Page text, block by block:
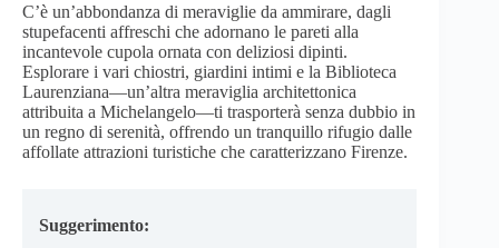
C’è un’abbondanza di meraviglie da ammirare, dagli
stupefacenti affreschi che adornano le pareti alla
incantevole cupola ornata con deliziosi dipinti.
Esplorare i vari chiostri, giardini intimi e la Biblioteca
Laurenziana—un’altra meraviglia architettonica
attribuita a Michelangelo—ti trasporterà senza dubbio in
un regno di serenità, offrendo un tranquillo rifugio dalle
affollate attrazioni turistiche che caratterizzano Firenze.
Suggerimento: